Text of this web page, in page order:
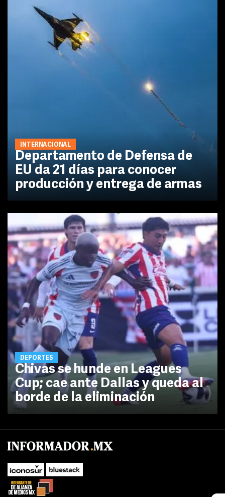
INTERNACIONAL
Departamento de Defensa de
EU da 21 días para conocer
producción y entrega de armas
DEPORTES
Chivas se hunde en Leagues
Cup; cae ante Dallas y queda al
borde de la eliminación